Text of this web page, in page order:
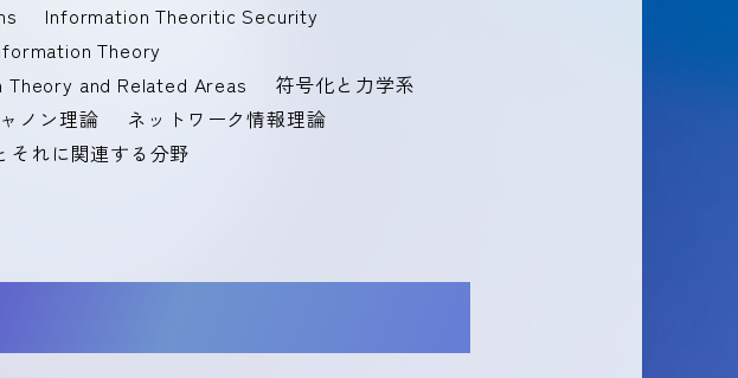
Information Theoritic Security
Theory
and Related Areas
符号化と力学系
ノン理論
ネットワーク情報理論
それに関連する分野